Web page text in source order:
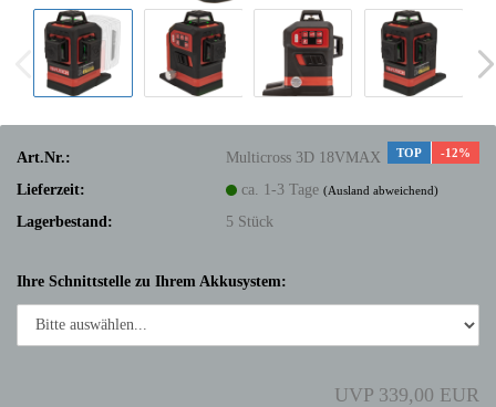
TOP -12%
Art.Nr.:
Multicross 3D 18VMAX
Lieferzeit:
ca. 1-3 Tage(Ausland abweichend)
Lagerbestand: 5 Stück
Ihre Schnittstelle zu Ihrem Akkusystem:
UVP 339,00 EUR